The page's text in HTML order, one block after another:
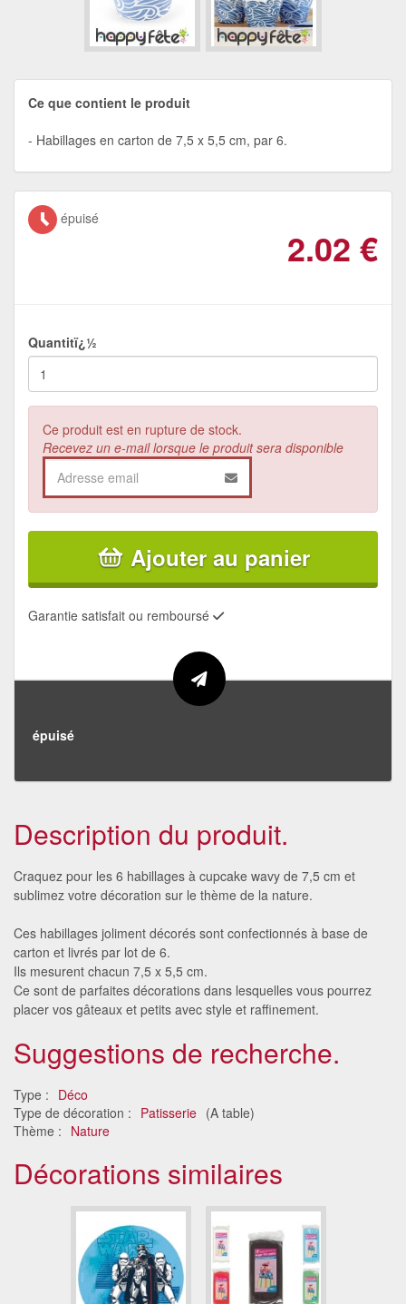
Ce que contient le produit
Habillages en carton de 7,5 x 5,5 cm, par 6.
épuisé
2.02 €
Quantitï¿½
Ce produit est en rupture de stock.
Recevez un e-mail lorsque le produit sera disponible
Ajouter au panier
Garantie satisfait ou remboursé
épuisé
Description du produit.
Craquez pour les 6 habillages à cupcake wavy de 7,5 cm et
sublimez votre décoration sur le thème de la nature.
Ces habillages joliment décorés sont confectionnés à base de
carton et livrés par lot de 6.
Ils mesurent chacun 7,5 x 5,5 cm.
Ce sont de parfaites décorations dans lesquelles vous pourrez
placer vos gâteaux et petits avec style et raffinement.
Suggestions de recherche.
Type : Déco
Type de décoration : Patisserie (A table)
Thème : Nature
Décorations similaires